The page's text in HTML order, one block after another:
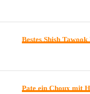
Bestes Shish Tawook
Pate ein Choux mit